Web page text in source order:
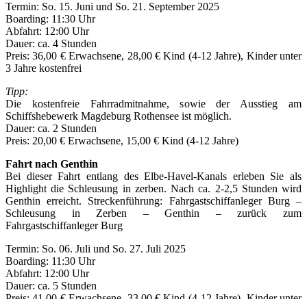
Termin: So. 15. Juni und So. 21. September 2025
Boarding: 11:30 Uhr
Abfahrt: 12:00 Uhr
Dauer: ca. 4 Stunden
Preis: 36,00 € Erwachsene, 28,00 € Kind (4-12 Jahre), Kinder unter
3 Jahre kostenfrei
Tipp:
Die kostenfreie Fahrradmitnahme, sowie der Ausstieg am
Schiffshebewerk Magdeburg Rothensee ist möglich.
Dauer: ca. 2 Stunden
Preis: 20,00 € Erwachsene, 15,00 € Kind (4-12 Jahre)
Fahrt nach Genthin
Bei dieser Fahrt entlang des Elbe-Havel-Kanals erleben Sie als
Highlight die Schleusung in zerben. Nach ca. 2-2,5 Stunden wird
Genthin erreicht. Streckenführung: Fahrgastschiffanleger Burg –
Schleusung in Zerben – Genthin – zurück zum
Fahrgastschiffanleger Burg
Termin: So. 06. Juli und So. 27. Juli 2025
Boarding: 11:30 Uhr
Abfahrt: 12:00 Uhr
Dauer: ca. 5 Stunden